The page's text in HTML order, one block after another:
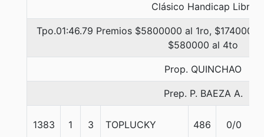
Clásico Handicap Libre
Tpo.01:46.79 Premios $5800000 al 1ro, $1740000
$580000 al 4to
Prop. QUINCHAO
Prep. P. BAEZA A.
1383 1 3 TOPLUCKY 486 0/0